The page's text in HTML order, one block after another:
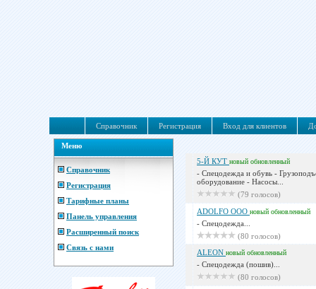
Справочник Регистрация Вход для клиентов
Меню
Справочник
Регистрация
Тарифные планы
Панель управления
Расширенный поиск
Связь с нами
5-Й КУТ новый обновленный
- Спецодежда и обувь -
оборудование - Насосы...
(79 голосов)
ADOLFO ООО новый обновленный
- Спецодежда...
(80 голосов)
ALEON новый обновленный
- Спецодежда (пошив)...
(80 голосов)